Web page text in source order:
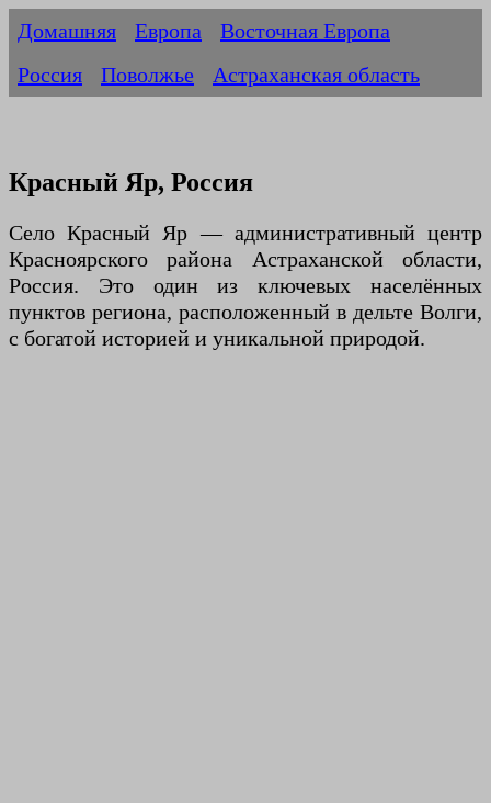
Домашняя Европа
Восточная Европа
Россия
Поволжье Астраханская область
Красный Яр, Россия
Село Красный Яр — административный центр
Красноярского района Астраханской области,
Россия. Это один из ключевых населённых
пунктов региона, расположенный в дельте Волги,
с богатой историей и уникальной природой.